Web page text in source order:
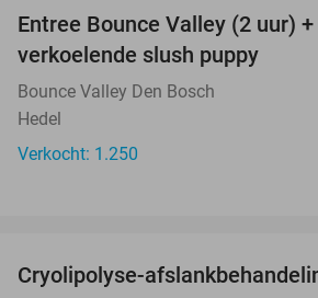
Entree Bounce Valley (2 uur)
verkoelende slush puppy
Bounce Valley Den Bosch
Hedel
Verkocht: 1.250
Cryolipolyse-